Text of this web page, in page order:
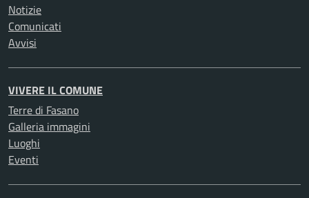
Notizie
Comunicati
Avvisi
VIVERE IL COMUNE
Terre di Fasano
Galleria immagini
Luoghi
Eventi